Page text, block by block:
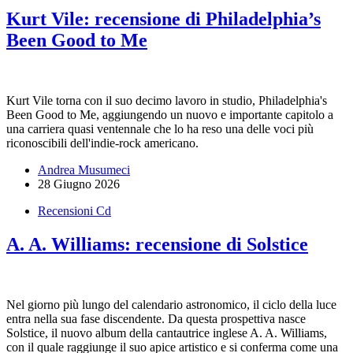
Kurt Vile: recensione di Philadelphia’s
Been Good to Me
Kurt Vile torna con il suo decimo lavoro in studio, Philadelphia's
Been Good to Me, aggiungendo un nuovo e importante capitolo a
una carriera quasi ventennale che lo ha reso una delle voci più
riconoscibili dell'indie-rock americano.
Andrea Musumeci
28 Giugno 2026
Recensioni Cd
A. A. Williams: recensione di Solstice
Nel giorno più lungo del calendario astronomico, il ciclo della luce
entra nella sua fase discendente. Da questa prospettiva nasce
Solstice, il nuovo album della cantautrice inglese A. A. Williams,
con il quale raggiunge il suo apice artistico e si conferma come una